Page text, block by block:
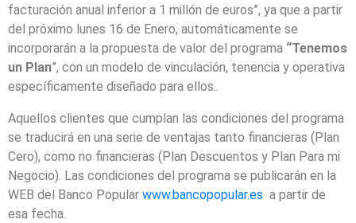
facturación anual inferior a 1 millón de euros”, ya que a partir
del próximo lunes 16 de Enero, automáticamente se
incorporarán a la propuesta de valor del programa “Tenemos
un Plan”, con un modelo de vinculación, tenencia y operativa
específicamente diseñado para ellos..
Aquellos clientes que cumplan las condiciones del programa
se traducirá en una serie de ventajas tanto financieras (Plan
Cero), como no financieras (Plan Descuentos y Plan Para mi
Negocio). Las condiciones del programa se publicarán en la
WEB del Banco Popular www.bancopopular.es a partir de
esa fecha.